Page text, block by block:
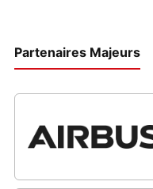
Partenaires Majeurs